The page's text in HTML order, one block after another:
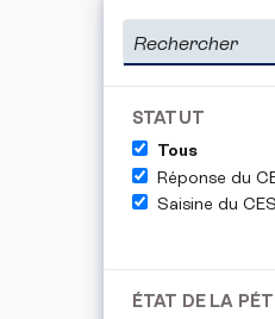
STATUT
Tous
Réponse du
Saisine du
ÉTAT DE LA